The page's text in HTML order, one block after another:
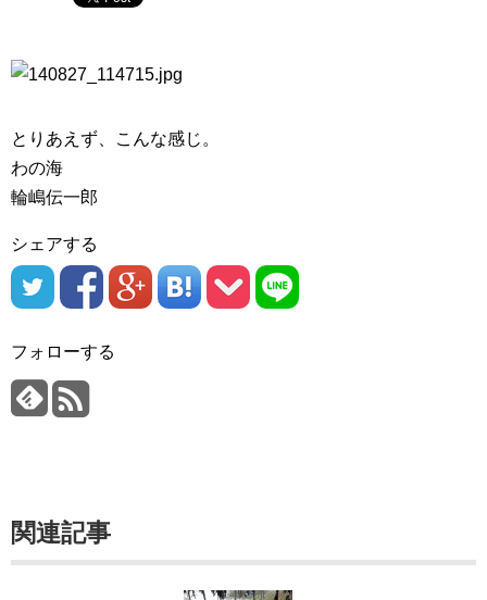
とりあえず、こんな感じ。
わの海
輪嶋伝一郎
シェアする
フォローする
関連記事